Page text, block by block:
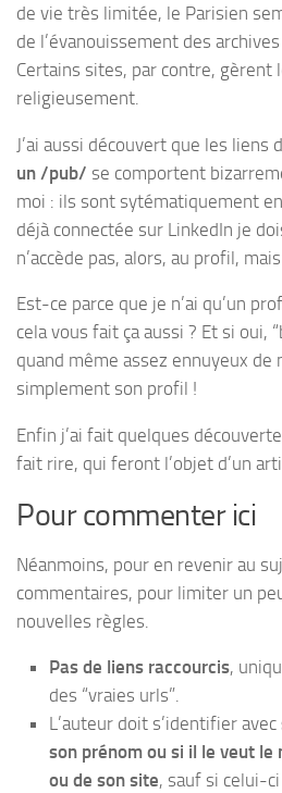
de vie très limitée, le Parisien
de l’évanouissement des
Certains sites, par contre, gèrent
religieusement.
J’ai aussi découvert que les liens
un /pub/ se comportent
moi : ils sont sytématiquement
déjà connectée sur LinkedIn je
n’accède pas, alors, au profil, mais
Est-ce parce que je n’ai qu’un
cela vous fait ça aussi ? Et si oui,
quand même assez ennuyeux de
simplement son profil !
Enfin j’ai fait quelques
fait rire, qui feront l’objet d’un
Pour commenter ici
Néanmoins, pour en revenir au
commentaires, pour limiter un
nouvelles règles.
Pas de liens raccourcis,
des “vraies urls”.
L’auteur doit s’identifier avec
son prénom ou si il le veut le
ou de son site, sauf si celui-